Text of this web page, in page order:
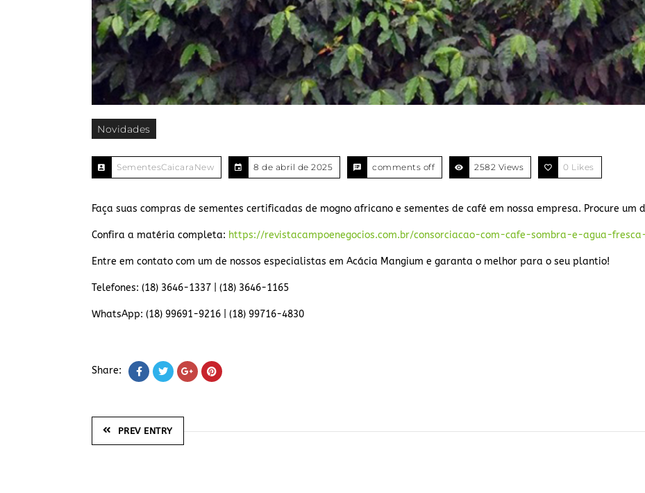
Novidades
SementesCaicaraNew 8 de abril de 2025 comments off 2582 Views 0 Likes
Faça suas compras de sementes certificadas de mogno africano e sementes de café em nossa empresa. Procure um
Confira a matéria completa: https://revistacampoenegocios.com.br/consorciacao-com-cafe-sombra-e-agua-
Entre em contato com um de nossos especialistas em Acácia Mangium e garanta o melhor para o seu plantio!
Telefones: (18) 3646-1337 | (18) 3646-1165
WhatsApp: (18) 99691-9216 | (18) 99716-4830
Share:
PREV ENTRY